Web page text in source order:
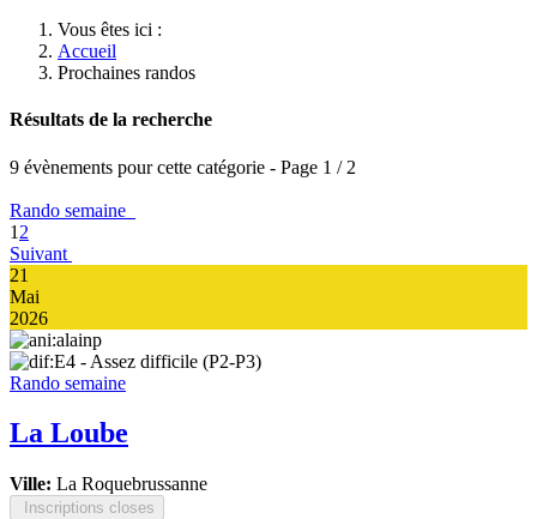
Vous êtes ici :
Accueil
Prochaines randos
Résultats de la recherche
9 évènements pour cette catégorie - Page 1 / 2
Rando semaine
1 2
Suivant
21
Mai
2026
Rando semaine
La Loube
Ville: La Roquebrussanne
Inscriptions closes